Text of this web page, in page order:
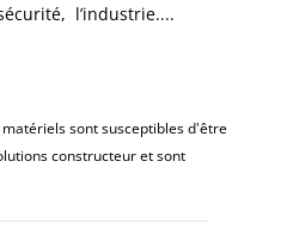
l’industrie....
sont susceptibles d'être
constructeur et sont